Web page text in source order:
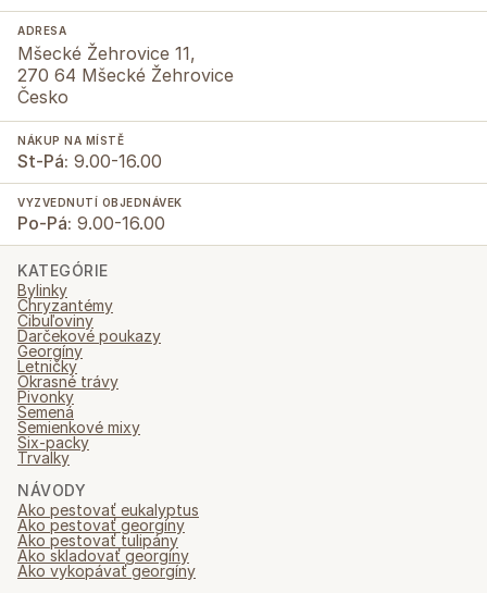
ADRESA
Mšecké Žehrovice 11,
270 64 Mšecké Žehrovice
Česko
NÁKUP NA MÍSTĚ
St-Pá: 9.00-16.00
VYZVEDNUTÍ OBJEDNÁVEK
Po-Pá: 9.00-16.00
KATEGÓRIE
Bylinky
Chryzantémy
Cibuľoviny
Darčekové poukazy
Georgíny
Letničky
Okrasné trávy
Pivonky
Semená
Semienkové mixy
Six-packy
Trvalky
NÁVODY
Ako pestovať eukalyptus
Ako pestovať georgíny
Ako pestovať tulipány
Ako skladovať georgíny
Ako vykopávať georgíny